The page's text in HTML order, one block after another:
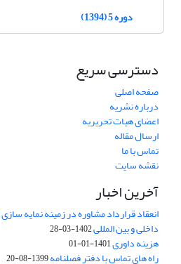
دوره 5 (1394)
دسترسی سریع
صفحه اصلی
درباره نشریه
اعضای هیات تحریریه
ارسال مقاله
تماس با ما
نقشه سایت
آخرین اخبار
انعقاد قرارداد مشاوره در زمینه نمایه
داخلی و بین المللی1402-03-28
هزینه داوری1401-01-01
راه های تماس با دفتر فصلنامه1399-08-20